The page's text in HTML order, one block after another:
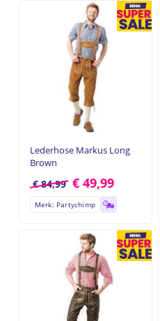
Lederhose Markus Long
Brown
€84,99 € 49,99
Merk: Partychimp